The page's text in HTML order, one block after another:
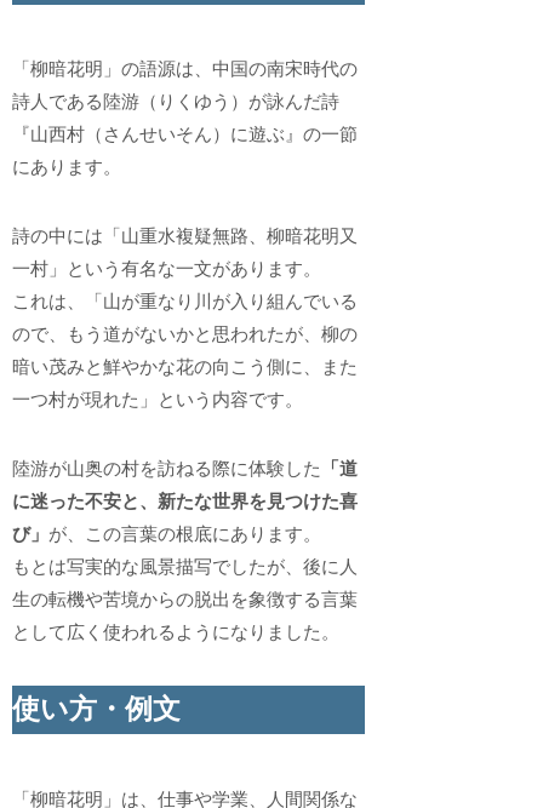
「柳暗花明」の語源は、中国の南宋時代の
詩人である陸游（りくゆう）が詠んだ詩
『山西村（さんせいそん）に遊ぶ』の一節
にあります。
詩の中には「山重水複疑無路、柳暗花明又
一村」という有名な一文があります。
これは、「山が重なり川が入り組んでいる
ので、もう道がないかと思われたが、柳の
暗い茂みと鮮やかな花の向こう側に、また
一つ村が現れた」という内容です。
陸游が山奥の村を訪ねる際に体験した
「道
に迷った不安と、新たな世界を見つけた喜
び」 が、この言葉の根底にあります。
もとは写実的な風景描写でしたが、後に人
生の転機や苦境からの脱出を象徴する言葉
として広く使われるようになりました。
使い方・例文
「柳暗花明」は、仕事や学業、人間関係な